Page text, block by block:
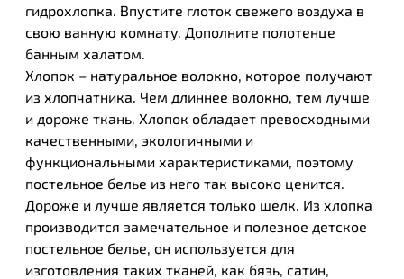
гидрохлопка. Впустите глоток свежего воздуха в
свою ванную комнату. Дополните полотенце
банным халатом.
Хлопок – натуральное волокно, которое получают
из хлопчатника. Чем длиннее волокно, тем лучше
и дороже ткань. Хлопок обладает превосходными
качественными, экологичными и
функциональными характеристиками, поэтому
постельное белье из него так высоко ценится.
Дороже и лучше является только шелк. Из хлопка
производится замечательное и полезное детское
постельное белье, он используется для
изготовления таких тканей, как бязь, сатин,